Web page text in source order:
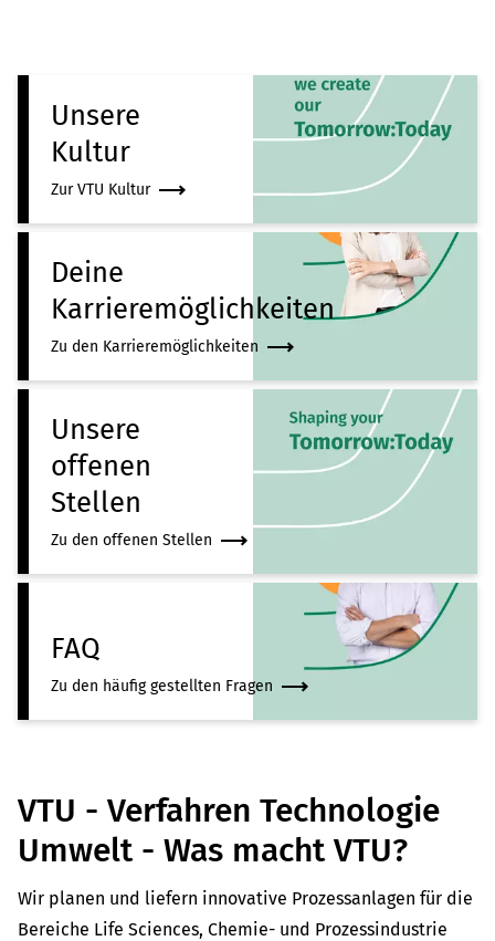
Unsere
Kultur
Zur VTU Kultur
Deine
Karrieremöglichkeiten
Zu den Karrieremöglichkeiten
Unsere
offenen
Stellen
Zu den offenen Stellen
FAQ
Zu den häufig gestellten Fragen
VTU - Verfahren Technologie
Umwelt - Was macht VTU?
Wir planen und liefern innovative Prozessanlagen für die
Bereiche Life Sciences, Chemie- und Prozessindustrie